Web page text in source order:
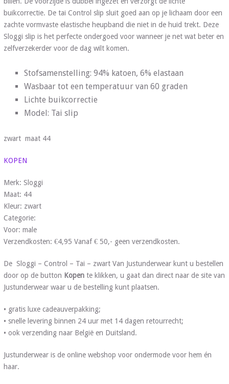
buikcorrectie. De tai Control slip sluit goed aan op je lichaam door een
zachte vormvaste elastische heupband die niet in de huid trekt. Deze
Sloggi slip is het perfecte ondergoed voor wanneer je net wat beter en
zelfverzekerder voor de dag wilt komen.
Stofsamenstelling: 94% katoen, 6% elastaan
Wasbaar tot een temperatuur van 60 graden
Lichte buikcorrectie
Model: Tai slip
zwart maat 44
KOPEN
Merk: Sloggi
Maat: 44
Kleur: zwart
Categorie:
Voor: male
Verzendkosten: €4,95 Vanaf € 50,- geen verzendkosten.
De Sloggi – Control – Tai – zwart Van Justunderwear kunt u bestellen
door op de button Kopente klikken, u gaat dan direct naar de site van
Justunderwear waar u de bestelling kunt plaatsen.
• gratis luxe cadeauverpakking;
• snelle levering binnen 24 uur met 14 dagen retourrecht;
• ook verzending naar België en Duitsland.
Justunderwear is de online webshop voor ondermode voor hem én
haar.